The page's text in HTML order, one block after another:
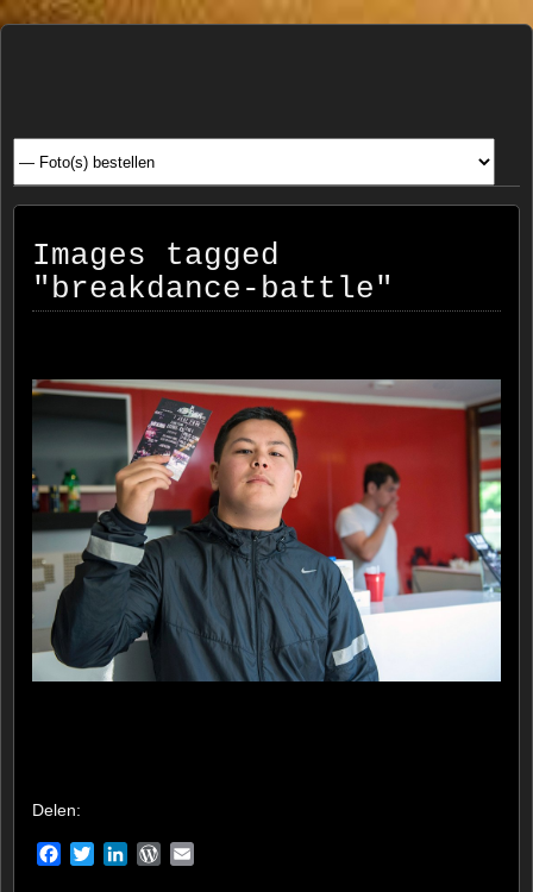
Beenen
Images tagged
"breakdance-battle"
Delen:
Facebook
TwitterLinkedInWordPress